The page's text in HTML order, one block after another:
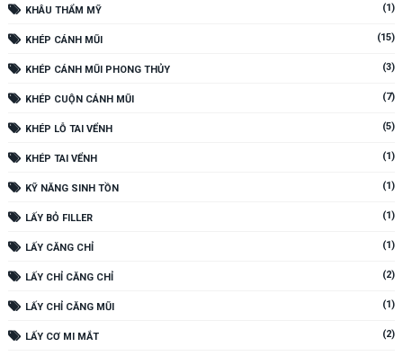
KHÂU THẨM MỸ (1)
KHÉP CÁNH MŨI (15)
KHÉP CÁNH MŨI PHONG THỦY (3)
KHÉP CUỘN CÁNH MŨI (7)
KHÉP LỖ TAI VỂNH (5)
KHÉP TAI VỂNH (1)
KỸ NĂNG SINH TỒN (1)
LẤY BỎ FILLER (1)
LẤY CĂNG CHỈ (1)
LẤY CHỈ CĂNG CHỈ (2)
LẤY CHỈ CĂNG MŨI (1)
LẤY CƠ MI MẮT (2)